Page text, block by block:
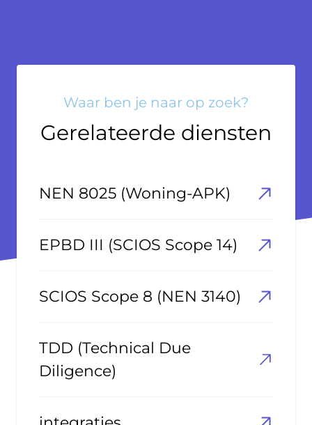
Waar ben je naar op zoek?
Gerelateerde diensten
NEN 8025 (Woning-APK)
EPBD III (SCIOS Scope 14)
SCIOS Scope 8 (NEN 3140)
TDD (Technical Due
Diligence)